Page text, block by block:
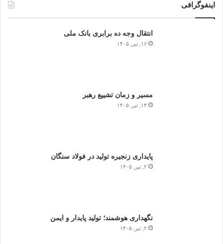
اینفوگرافی
انتقال وجه ده برابری بانک ملی
۱۶, تیر, ۱۴۰۵
مسیر و زمان تشییع رهبر
۱۳, تیر, ۱۴۰۵
پایداری زنجیره تولید در فولاد سنگان
۲, تیر, ۱۴۰۵
نگهداری هوشمند؛ تولید پایدار و ایمن
۲, تیر, ۱۴۰۵